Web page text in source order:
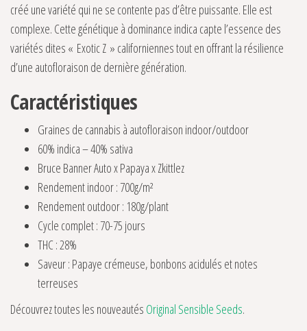
créé une variété qui ne se contente pas d’être puissante. Elle est
complexe. Cette génétique à dominance indica capte l’essence des
variétés dites « Exotic Z » californiennes tout en offrant la résilience
d’une autofloraison de dernière génération.
Caractéristiques
Graines de cannabis à autofloraison indoor/outdoor
60% indica – 40% sativa
Bruce Banner Auto x Papaya x Zkittlez
Rendement indoor : 700g/m²
Rendement outdoor : 180g/plant
Cycle complet : 70-75 jours
THC : 28%
Saveur : Papaye crémeuse, bonbons acidulés et notes
terreuses
Découvrez toutes les nouveautés Original Sensible Seeds.